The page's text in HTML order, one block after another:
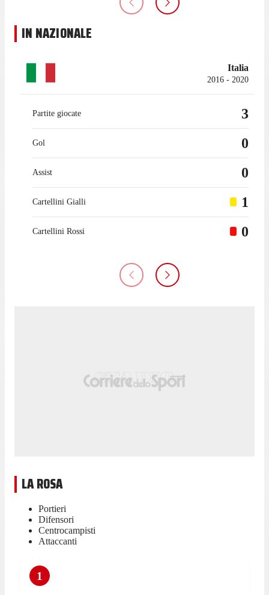
IN NAZIONALE
Italia
2016 - 2020
Partite giocate 3
Gol 0
Assist 0
Cartellini Gialli 1
Cartellini Rossi 0
LA ROSA
Portieri
Difensori
Centrocampisti
Attaccanti
1